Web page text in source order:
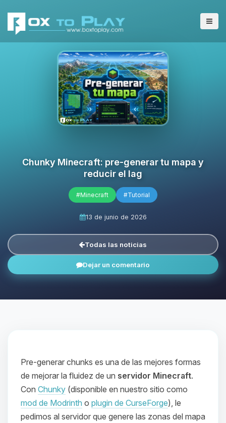
Chunky Minecraft: pre-generar tu mapa y
reducir el lag
#Minecraft #Tutorial
13 de junio de 2026
Todas las noticias
Dejar un comentario
Pre-generar chunks es una de las mejores formas
de mejorar la fluidez de un servidor Minecraft.
Con Chunky (disponible en nuestro sitio como
mod de Modrinth o plugin de CurseForge), le
pedimos al servidor que genere las zonas del mapa